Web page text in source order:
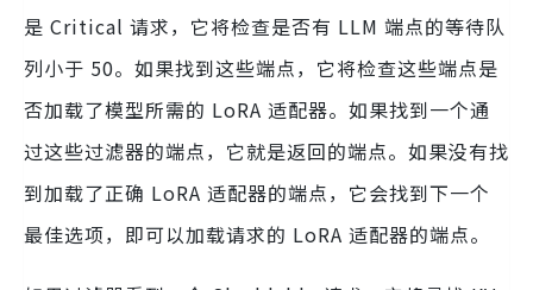
是 Critical 请求，它将检查是否有 LLM 端点的等待队
列小于 50。如果找到这些端点，它将检查这些端点是
否加载了模型所需的 LoRA 适配器。如果找到一个通
过这些过滤器的端点，它就是返回的端点。如果没有找
到加载了正确 LoRA 适配器的端点，它会找到下一个
最佳选项，即可以加载请求的 LoRA 适配器的端点。